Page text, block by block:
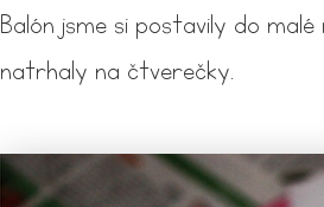
Balón jsme si postavily do
natrhaly na čtverečky.